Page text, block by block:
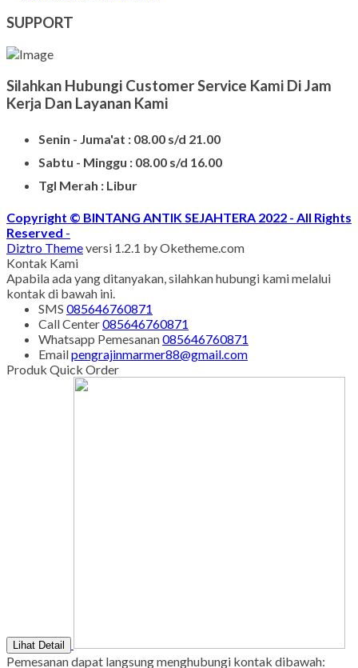
SUPPORT
Silahkan Hubungi Customer Service Kami Di Jam
Kerja Dan Layanan Kami
Senin - Juma'at : 08.00 s/d 21.00
Sabtu - Minggu : 08.00 s/d 16.00
Tgl Merah : Libur
Copyright © BINTANG ANTIK SEJAHTERA 2022 - All Rights
Reserved -
Diztro Themeversi 1.2.1 by Oketheme.com
Kontak Kami
Apabila ada yang ditanyakan, silahkan hubungi kami melalui
kontak di bawah ini.
SMS 085646760871
Call Center085646760871
Whatsapp Pemesanan085646760871
Emailpengrajinmarmer88@gmail.com
Produk Quick Order
Lihat Detail
Pemesanan dapat langsung menghubungi kontak dibawah: